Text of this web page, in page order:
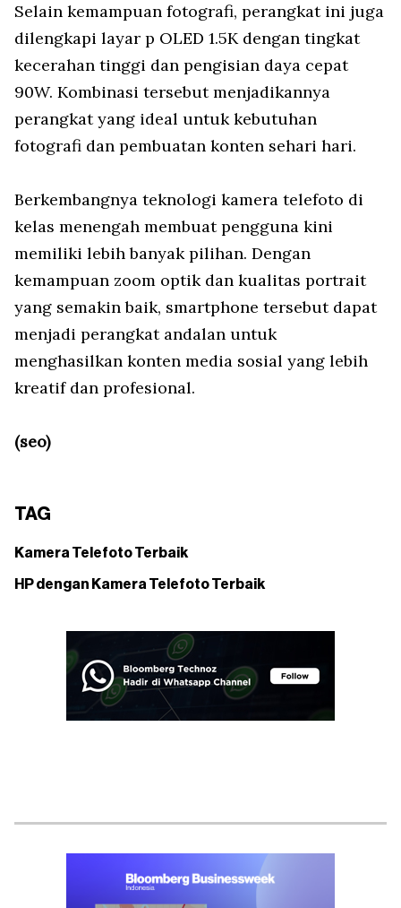
Selain kemampuan fotografi, perangkat ini juga
dilengkapi layar p OLED 1.5K dengan tingkat
kecerahan tinggi dan pengisian daya cepat
90W. Kombinasi tersebut menjadikannya
perangkat yang ideal untuk kebutuhan
fotografi dan pembuatan konten sehari hari.
Berkembangnya teknologi kamera telefoto di
kelas menengah membuat pengguna kini
memiliki lebih banyak pilihan. Dengan
kemampuan zoom optik dan kualitas portrait
yang semakin baik, smartphone tersebut dapat
menjadi perangkat andalan untuk
menghasilkan konten media sosial yang lebih
kreatif dan profesional.
(seo)
TAG
Kamera Telefoto Terbaik
HP dengan Kamera Telefoto Terbaik